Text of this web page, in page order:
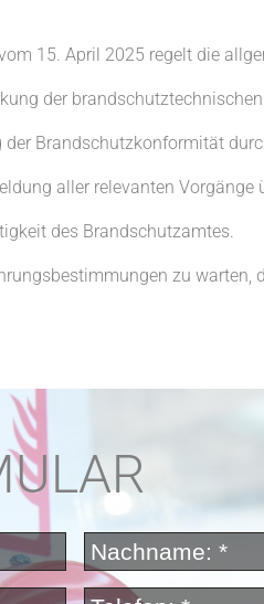
15. April 2025 regelt die
der
Brandschutzkonformität
aller relevanten Vorgänge
des Brandschutzamtes.
zu